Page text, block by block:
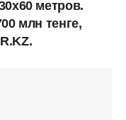
метров.
млн тенге,